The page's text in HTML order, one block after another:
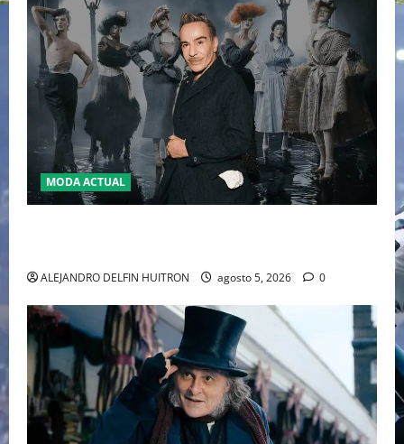
MODA ACTUAL
ALEJANDRO DELFIN HUITRON agosto 5, 2026 0